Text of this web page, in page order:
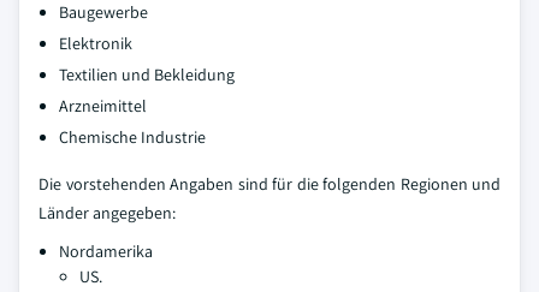
Baugewerbe
Elektronik
Textilien und Bekleidung
Arzneimittel
Chemische Industrie
Die vorstehenden Angaben sind für die folgenden Regionen und
Länder angegeben:
Nordamerika
US.